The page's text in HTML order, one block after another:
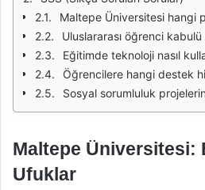
Maltepe Üniversitesi hangi
Uluslararası öğrenci kabulü
Eğitimde teknoloji nasıl
Öğrencilere hangi destek
Sosyal sorumluluk
Maltepe Üniversitesi:
Ufuklar